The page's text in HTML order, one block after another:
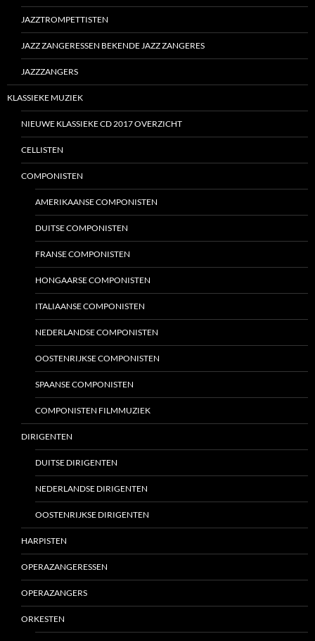
JAZZTROMPETTISTEN
JAZZ ZANGERESSEN BEKENDE JAZZ ZANGERES
JAZZZANGERS
KLASSIEKE MUZIEK
NIEUWE KLASSIEKE CD 2017 OVERZICHT
CELLISTEN
COMPONISTEN
AMERIKAANSE COMPONISTEN
DUITSE COMPONISTEN
FRANSE COMPONISTEN
HONGAARSE COMPONISTEN
ITALIAANSE COMPONISTEN
NEDERLANDSE COMPONISTEN
OOSTENRIJKSE COMPONISTEN
SPAANSE COMPONISTEN
COMPONISTEN FILMMUZIEK
DIRIGENTEN
DUITSE DIRIGENTEN
NEDERLANDSE DIRIGENTEN
OOSTENRIJKSE DIRIGENTEN
HARPISTEN
OPERAZANGERESSEN
OPERAZANGERS
ORKESTEN